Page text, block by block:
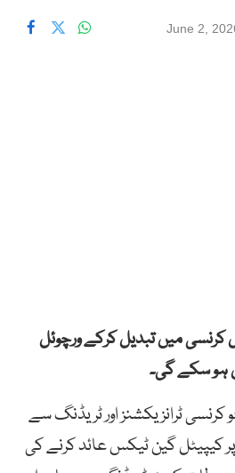
June 2,
کرنسی میں تبدیل کرکے ورچوئل
ہو سکے گی۔
کرنسی ٹرانزیکشنز اور ٹریڈنگ سے
کیپیٹل گین ٹیکس عائد کرنے کی